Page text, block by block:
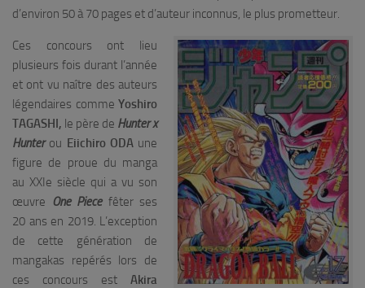
d’environ 50 à 70 pages et d’auteur inconnus, le plus prometteur.
Ces concours ont lieu
plusieurs fois durant l’année
et ont vu naître des auteurs
légendaires comme Yoshiro
TAGASHI, le père de Hunter x
Hunterou Eiichiro ODAune
figure de proue du manga
au XXIe siècle qui a vu son
œuvre
One Piecefêter ses
20 ans en 2019. L’exception
de cette génération de
mangakas repérés lors de
ces concours est Akira